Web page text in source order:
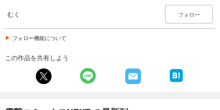
むく フォロー
フォロー機能について
この作品を共有しよう